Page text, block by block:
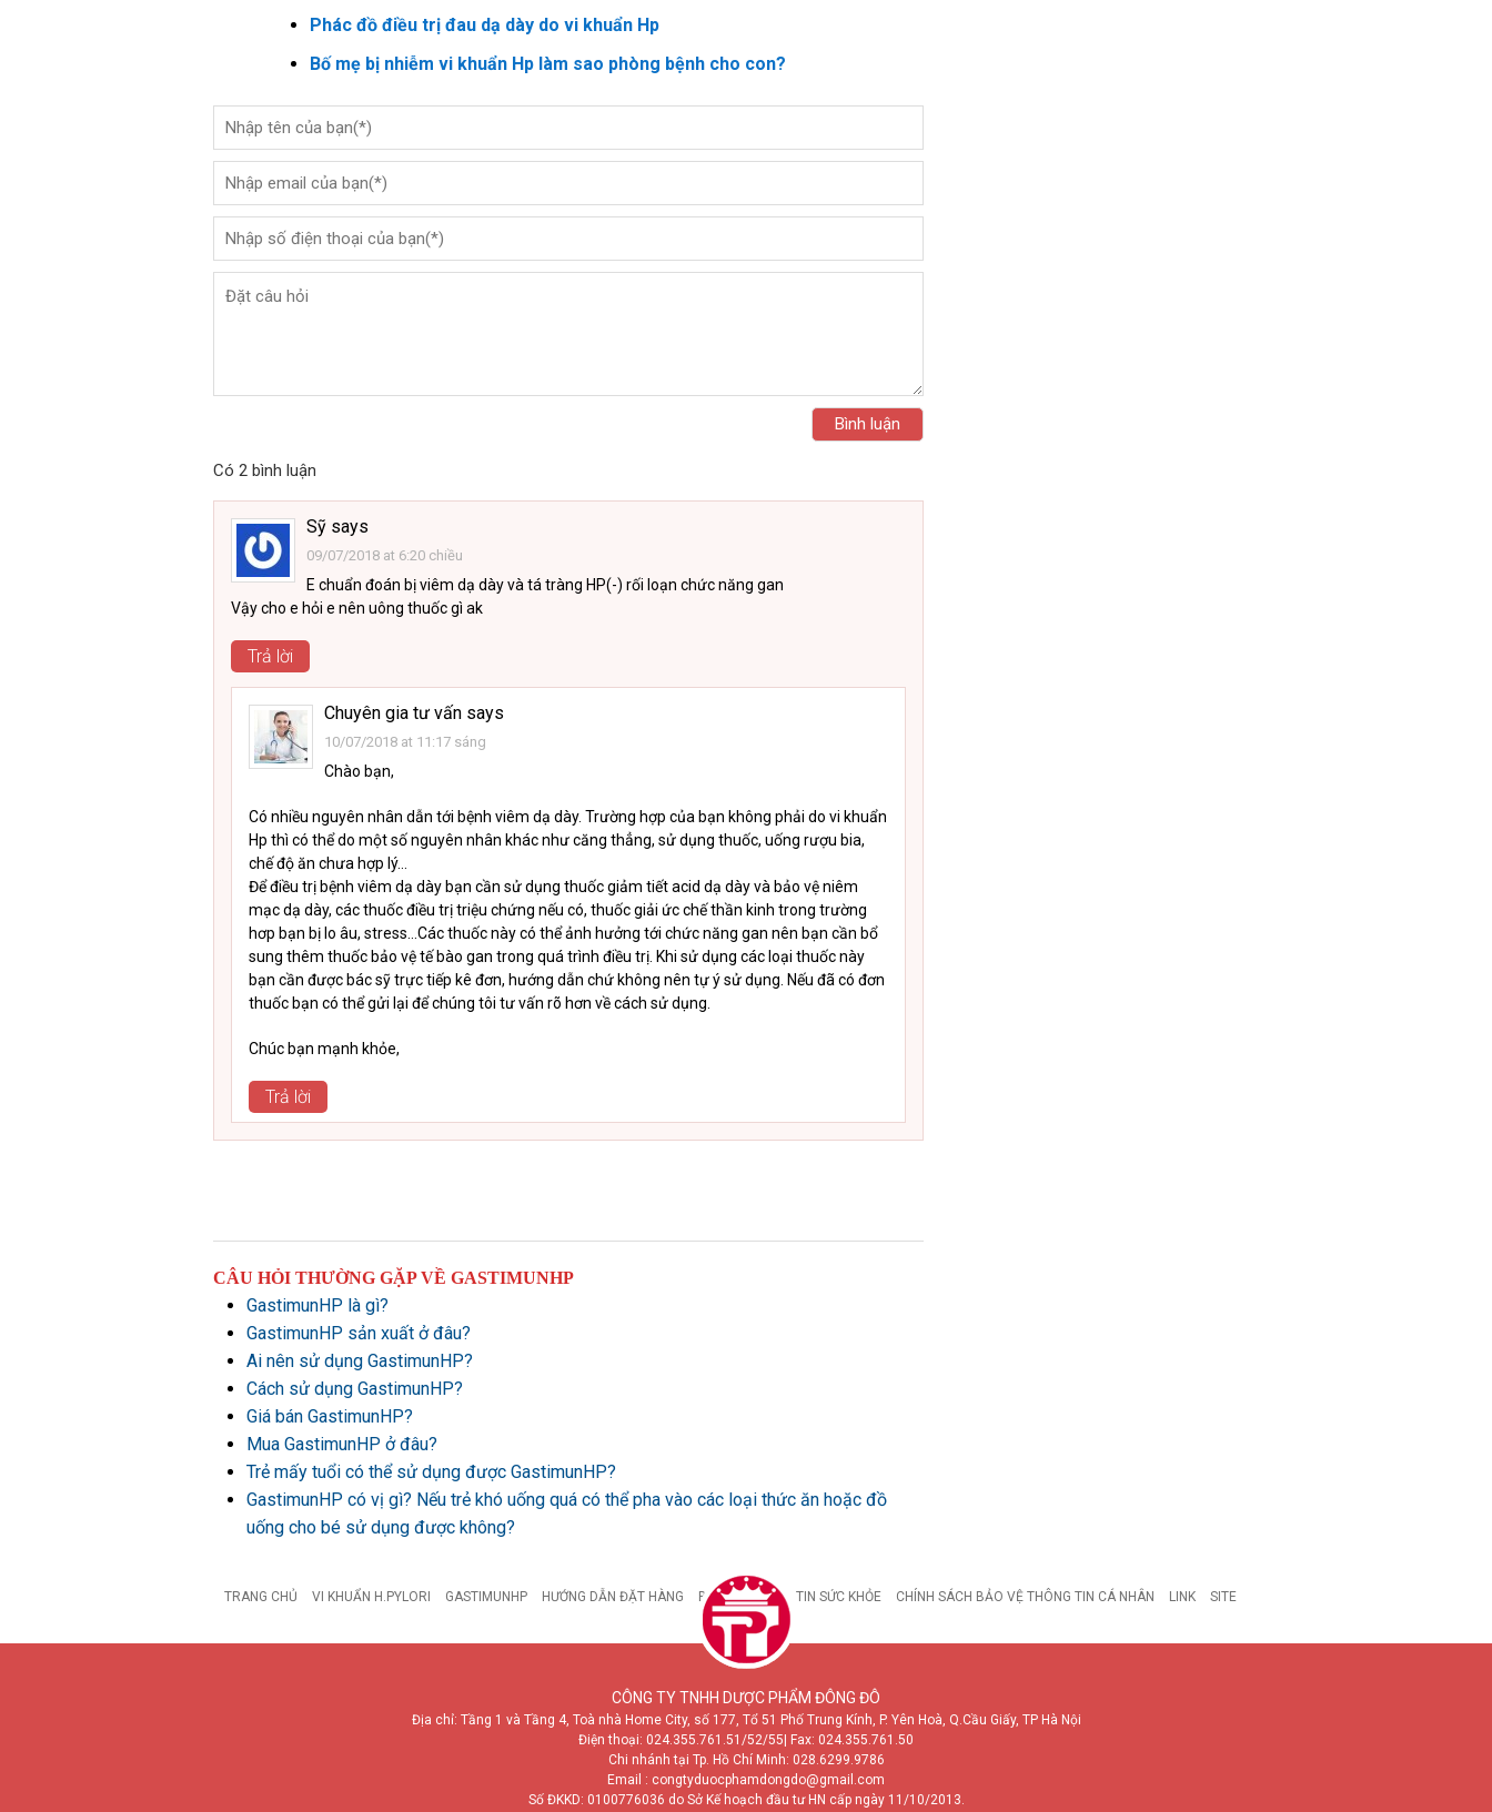
Phác đồ điều trị đau dạ dày do vi khuẩn Hp
Bố mẹ bị nhiễm vi khuẩn Hp làm sao phòng bệnh cho con?
Có 2 bình luận
Sỹ says
09/07/2018 at 6:20 chiều
E chuẩn đoán bị viêm dạ dày và tá tràng HP(-) rối loạn chức năng gan
Vậy cho e hỏi e nên uông thuốc gì ak
Trả lời
Chuyên gia tư vấn says
10/07/2018 at 11:17 sáng
Chào bạn,
Có nhiều nguyên nhân dẫn tới bệnh viêm dạ dày. Trường hợp của bạn không phải do vi khuẩn
Hp thì có thể do một số nguyên nhân khác như căng thẳng, sử dụng thuốc, uống rượu bia,
chế độ ăn chưa hợp lý…
Để điều trị bệnh viêm dạ dày bạn cần sử dụng thuốc giảm tiết acid dạ dày và bảo vệ niêm
mạc dạ dày, các thuốc điều trị triệu chứng nếu có, thuốc giải ức chế thần kinh trong trường
hơp bạn bị lo âu, stress…Các thuốc này có thể ảnh hưởng tới chức năng gan nên bạn cần bổ
sung thêm thuốc bảo vệ tế bào gan trong quá trình điều trị. Khi sử dụng các loại thuốc này
bạn cần được bác sỹ trực tiếp kê đơn, hướng dẫn chứ không nên tự ý sử dụng. Nếu đã có đơn
thuốc bạn có thể gửi lại để chúng tôi tư vấn rõ hơn về cách sử dụng.
Chúc bạn mạnh khỏe,
Trả lời
CÂU HỎI THƯỜNG GẶP VỀ GASTIMUNHP
GastimunHP là gì?
GastimunHP sản xuất ở đâu?
Ai nên sử dụng GastimunHP?
Cách sử dụng GastimunHP?
Giá bán GastimunHP?
Mua GastimunHP ở đâu?
Trẻ mấy tuổi có thể sử dụng được GastimunHP?
GastimunHP có vị gì? Nếu trẻ khó uống quá có thể pha vào các loại thức ăn hoặc đồ
uống cho bé sử dụng được không?
TRANG CHỦ VI KHUẨN H.PYLORI GASTIMUNHP HƯỚNG DẪN ĐẶT HÀNG BỆNH DẠ DÀY TIN SỨC KHỎE CHÍNH SÁCH BẢO VỆ THÔNG TIN CÁ NHÂN LINK SITE
CÔNG TY TNHH DƯỢC PHẨM ĐÔNG ĐÔ
Địa chỉ: Tầng 1 và Tầng 4, Toà nhà Home City, số 177, Tổ 51 Phố Trung Kính, P. Yên Hoà, Q.Cầu Giấy, TP Hà Nội
Điện thoại: 024.355.761.51/52/55 | Fax: 024.355.761.50
Chi nhánh tại Tp. Hồ Chí Minh: 028.6299.9786
Email : congtyduocphamdongdo@gmail.com
Số ĐKKD: 0100776036 do Sở Kế hoạch đầu tư HN cấp ngày 11/10/2013.